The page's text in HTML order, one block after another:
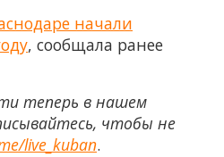
начали
, сообщала ранее
теперь в нашем
чтобы не
live_kuban.